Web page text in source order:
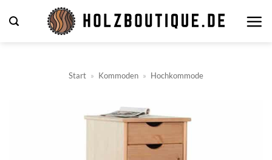
Inhalt
Start » Kommoden » Hochkommode